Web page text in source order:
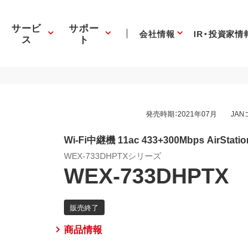
サービ
ス
サポー
ト 会社情報 IR・投資家情
発売時期：2021年07月 JAN
Wi-Fi中継機 11ac 433+300Mbps
WEX-733DHPTXシリーズ
WEX-733DHPTX
商品情報